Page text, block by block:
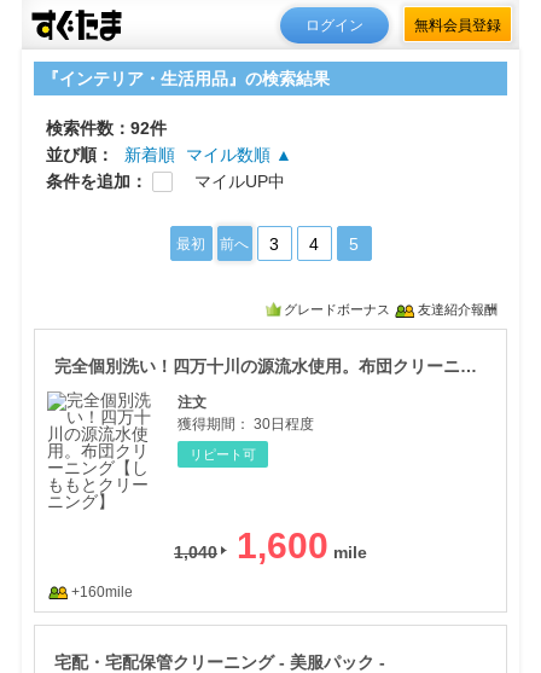
ログイン 無料会員登録
『インテリア・生活用品』の検索結果
検索件数：92件
並び順：
新着順
マイル数順 ▲
条件を追加：
マイルUP中
最初 前へ 3 4 5
グレードボーナス 友達紹介報酬
完全個別洗い！四万十川の源流水使用。布団クリーニング【しももとクリーニング】
注文
獲得期間： 30日程度
リピート可
1,040 1,600
+160mile
宅配・宅配保管クリーニング - 美服パック -